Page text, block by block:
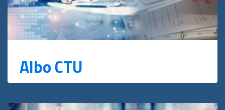
Albo CTU